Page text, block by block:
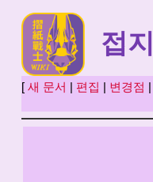
접
[ 새 문서 | 편집 | 변경점 |